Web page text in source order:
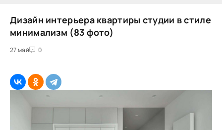
Дизайн интерьера квартиры студии в стиле
минимализм (83 фото)
27 май 0